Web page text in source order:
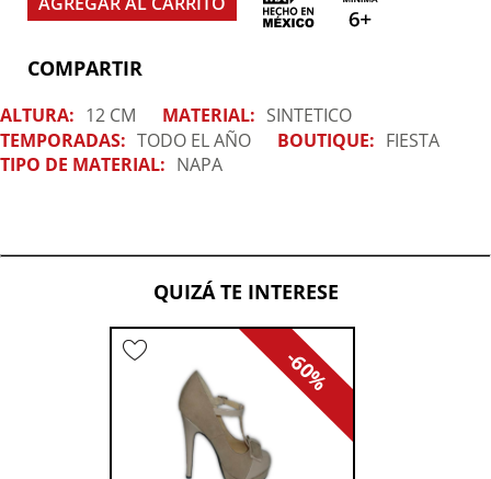
COMPARTIR
ALTURA: 12 CM MATERIAL: SINTETICO
TEMPORADAS: TODO EL AÑO BOUTIQUE: FIESTA
TIPO DE MATERIAL: NAPA
QUIZÁ TE INTERESE
-60%